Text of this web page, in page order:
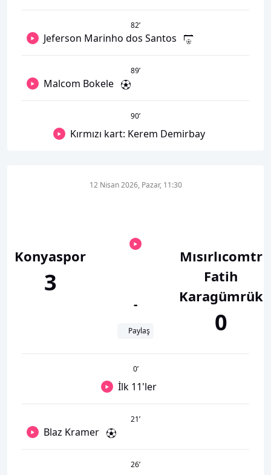
82’
Jeferson Marinho dos Santos
89’
Malcom Bokele
90’
Kırmızı kart: Kerem Demirbay
Konyaspor
3
12 Nisan 2026, Pazar, 11:30
-
Paylaş
Mısırlıcomtr
Fatih
Karagümrük
0
0’
İlk 11'ler
21’
Blaz Kramer
26’